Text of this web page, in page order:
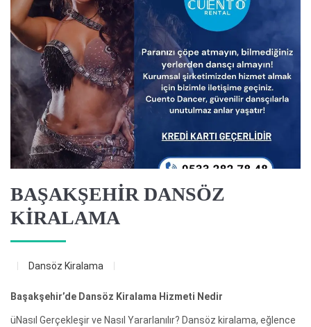
BAŞAKŞEHİR DANSÖZ
KİRALAMA
Dansöz Kiralama
Başakşehir’de Dansöz Kiralama Hizmeti Nedir
üNasıl Gerçekleşir ve Nasıl Yararlanılır? Dansöz kiralama, eğlence